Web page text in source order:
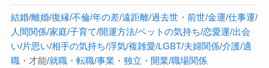
結婚/離婚/復縁/不倫/年の差/遠距離/過去世・ 前世/金運/仕事運/
人間関係/家庭/子育て/開運方法/ペットの気持ち/恋愛運/出会
い/片思い/相手の気持ち/浮気/複雑愛/LGBT/夫婦関係/介護/適
職・才能/就職・ 転職/事業 ・ 独立 ・ 開業/職場関係